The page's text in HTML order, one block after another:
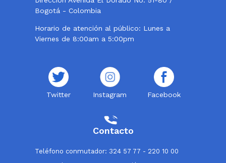
Bogotá - Colombia
Horario de atención al público: Lunes a
Viernes de 8:00am a 5:00pm
Twitter Instagram Facebook
Contacto
Teléfono conmutador: 324 57 77 - 220 10 00